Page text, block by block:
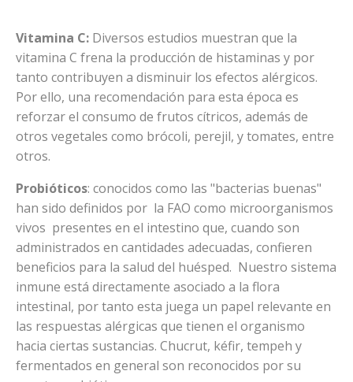
Vitamina C: Diversos estudios muestran que la
vitamina C frena la producción de histaminas y por
tanto contribuyen a disminuir los efectos alérgicos.
Por ello, una recomendación para esta época es
reforzar el consumo de frutos cítricos, además de
otros vegetales como brócoli, perejil, y tomates, entre
otros.
Probióticos: conocidos como las "bacterias buenas"
han sido definidos por la FAO como microorganismos
vivos presentes en el intestino que, cuando son
administrados en cantidades adecuadas, confieren
beneficios para la salud del huésped. Nuestro sistema
inmune está directamente asociado a la flora
intestinal, por tanto esta juega un papel relevante en
las respuestas alérgicas que tienen el organismo
hacia ciertas sustancias. Chucrut, kéfir, tempeh y
fermentados en general son reconocidos por su